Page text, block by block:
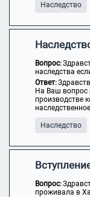
Наследство
Вопрос:
наследства
Ответ:
На Ваш вопрос
производстве
Наследство
Вопрос:
проживала в